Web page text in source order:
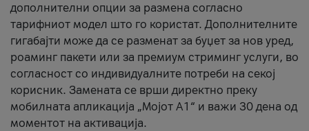
дополнителни опции за размена согласно
тарифниот модел што го користат. Дополнителните
гигабајти може да се разменат за буџет за нов уред,
роаминг пакети или за премиум стриминг услуги, во
согласност со индивидуалните потреби на секој
корисник. Замената се врши директно преку
мобилната апликација „Мојот А1“ и важи 30 дена од
моментот на активација.